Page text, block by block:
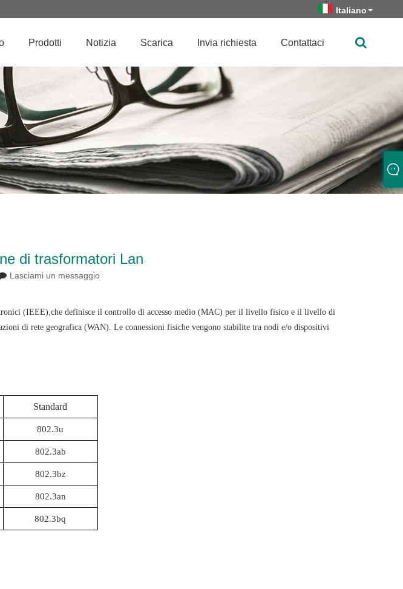
Italiano
Prodotti Notizia Scarica Invia richiesta Contattaci
di trasformatori Lan
Lasciami un messaggio
(IEEE) che definisce il controllo di accesso medio (MAC) per il livello fisico e il livello di
di rete geografica (WAN). Le connessioni fisiche vengono stabilite tra nodi e/o dispositivi
Standard
802.3u
802.3ab
802.3bz
802.3an
802.3bq